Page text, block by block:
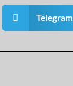
Telegram